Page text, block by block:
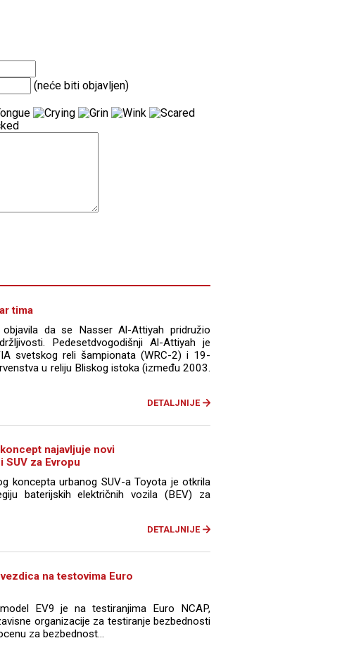
(neće biti objavljen)
tima
da se Nasser Al-Attiyah pridružio
Pedesetdvogodišnji Al-Attiyah je
svetskog reli šampionata (WRC-2) i 19-
u reliju Bliskog istoka (između 2003.
DETALJNIJE
najavljuje novi
za Evropu
koncepta urbanog SUV-a Toyota je otkrila
baterijskih električnih vozila (BEV) za
DETALJNIJE
na testovima Euro
EV9 je na testiranjima Euro NCAP,
organizacije za testiranje bezbednosti
za bezbednost...